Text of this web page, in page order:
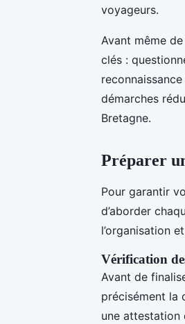
voyageurs.
Avant même
clés :
démarches
Bretagne.
Préparer
Pour garantir
d’aborder
l’organisation
Vérification
Avant de
précisément la
une attestation